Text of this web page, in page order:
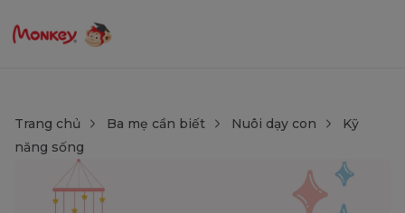
Trang chủ Ba mẹ cần biết Nuôi dạy con
Kỹ
năng sống